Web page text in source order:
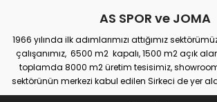
AS SPOR ve JOMA
1966 yılında ilk adımlarımızı attığımız
çalışanımız, 6500 m2 kapalı, 1500 m2 açık
toplamda 8000 m2 üretim tesisimiz,
sektörünün merkezi kabul edilen Sirkeci de yer
mağazamız, Türkiye genelinde yaklaşık 300